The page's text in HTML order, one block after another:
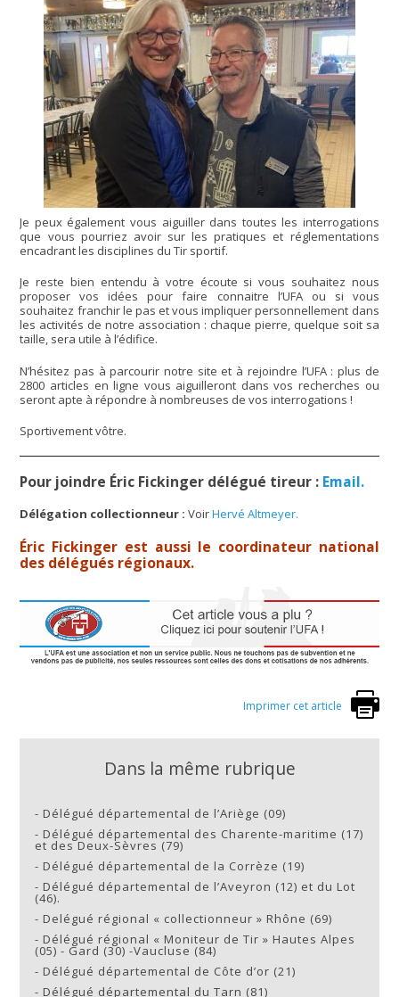
Je peux également vous aiguiller dans toutes les interrogations
que vous pourriez avoir sur les pratiques et réglementations
encadrant les disciplines du Tir sportif.
Je reste bien entendu à votre écoute si vous souhaitez nous
proposer vos idées pour faire connaitre l’UFA ou si vous
souhaitez franchir le pas et vous impliquer personnellement dans
les activités de notre association : chaque pierre, quelque soit sa
taille, sera utile à l’édifice.
N’hésitez pas à parcourir notre site et à rejoindre l’UFA : plus de
2800 articles en ligne vous aiguilleront dans vos recherches ou
seront apte à répondre à nombreuses de vos interrogations !
Sportivement vôtre.
Pour joindre Éric Fickinger délégué tireur : Email.
Délégation collectionneur : VoirHervé Altmeyer.
Éric Fickinger est aussi le coordinateur national
des délégués régionaux.
Imprimer cet article
Dans la même rubrique
-Délégué départemental de l’Ariège (09)
-Délégué départemental des Charente-maritime (17)
et des Deux-Sèvres (79)
-Délégué départemental de la Corrèze (19)
-Délégué départemental de l’Aveyron (12) et du Lot
(46).
-Delégué régional « collectionneur » Rhône (69)
-Délégué régional « Moniteur de Tir » Hautes Alpes
(05) - Gard (30) -Vaucluse (84)
-Délégué départemental de Côte d’or (21)
-Délégué départemental du Tarn (81)